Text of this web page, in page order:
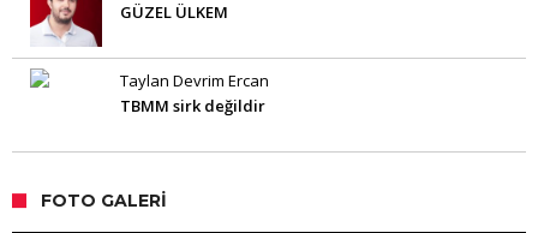
GÜZEL ÜLKEM
Taylan Devrim Ercan
TBMM sirk değildir
FOTO GALERI